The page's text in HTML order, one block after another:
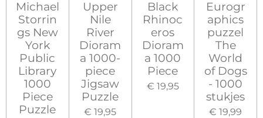
Michael
Storrin
gs New
York
Public
Library
1000
Piece
Puzzle
Upper
Nile
River
Dioram
a 1000-
piece
Jigsaw
Puzzle
€ 19,95
Black
Rhinoc
eros
Dioram
a 1000
Piece
€ 19,95
Eurogr
aphics
puzzel
The
World
of Dogs
- 1000
stukjes
€ 19,99